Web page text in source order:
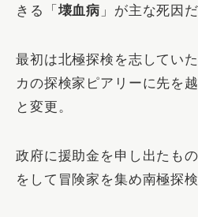
きる「 壊血病 」が主な死因
最初は北極探検を志してい
カの探検家ピアリーに先を
と変更。
政府に援助金を申し出たも
をして冒険家を集め南極探